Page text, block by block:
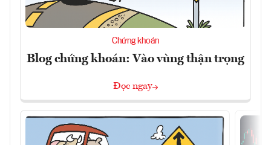
Chứng khoán
Blog chứng khoán: Vào vùng thận trọng
Đọc ngay